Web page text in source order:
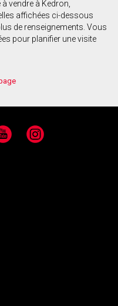
vendre à Kedron,
affichées ci-dessous
de renseignements. Vous
pour planifier une visite
Instagram